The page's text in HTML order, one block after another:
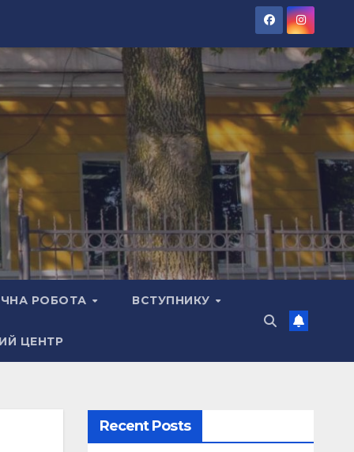
РОБОТА ВСТУПНИКУ
ЦЕНТР
Recent Posts